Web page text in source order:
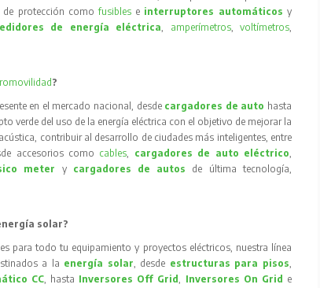
de protección comofusibles e interruptores automáticos y
de energía eléctrica, amperímetros, voltímetros,
?
en el mercado nacional, desde cargadores de auto hasta
verde del uso de la energía eléctrica con el objetivo de mejorar la
contribuir al desarrollo de ciudades más inteligentes, entre
accesorios como cables, cargadores de auto eléctrico,
meter y cargadores de autos
de última tecnología,
solar?
para todo tu equipamiento y proyectos eléctricos, nuestra línea
a la energía solar, desde estructuras para pisos,
CC, hasta Inversores Off Grid, Inversores On Grid e